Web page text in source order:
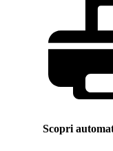
Scopri